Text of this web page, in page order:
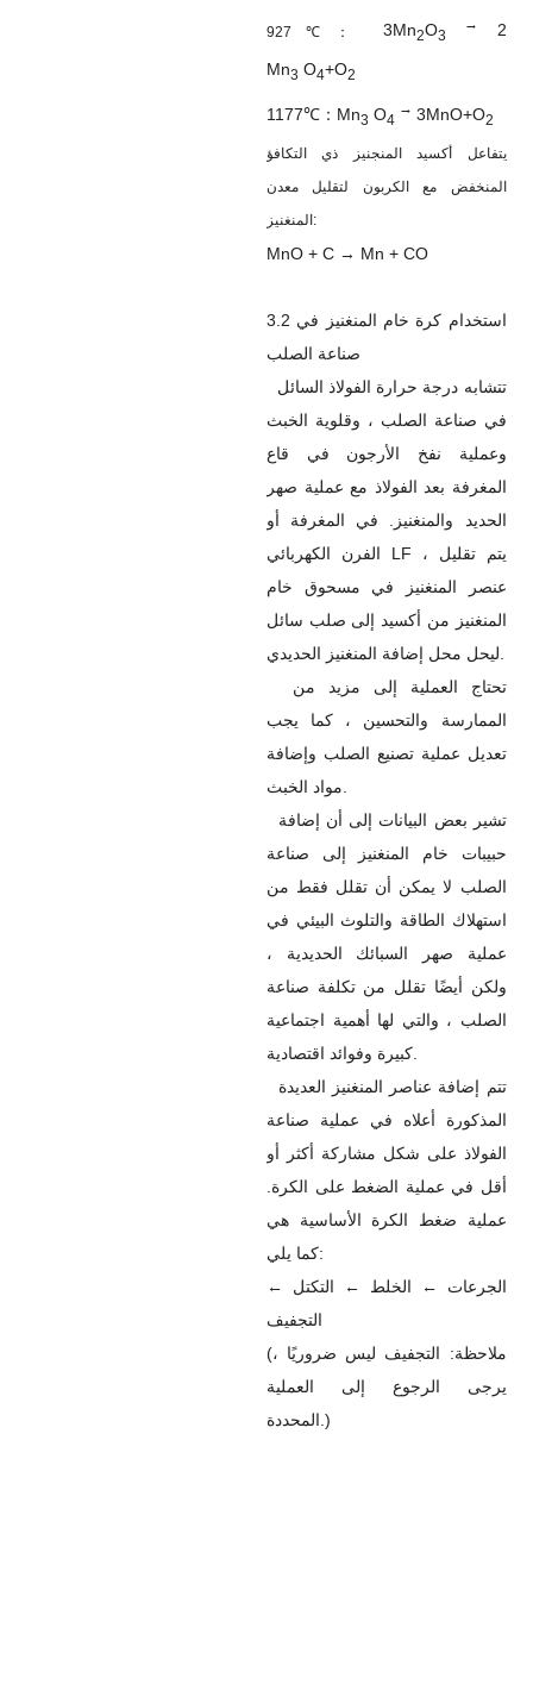
927℃： 3Mn2O3
→ 2
Mn3 O4+O2
1177℃：Mn3 O4
→ 3MnO+O2
يتفاعل أكسيد المنجنيز ذي التكافؤ
المنخفض مع الكربون لتقليل معدن
المنغنيز:
MnO + C → Mn + CO
3.2 استخدام كرة خام المنغنيز في
صناعة الصلب
في صناعة الصلب ، وقلوية الخبث
وعملية نفخ الأرجون في قاع
المغرفة بعد الفولاذ مع عملية صهر
الحديد والمنغنيز. في المغرفة أو
الفرن الكهربائي LF ، يتم تقليل
عنصر المنغنيز في مسحوق خام
المنغنيز من أكسيد إلى صلب سائل
الممارسة والتحسين ، كما يجب
تعديل عملية تصنيع الصلب وإضافة
حبيبات خام المنغنيز إلى صناعة
الصلب لا يمكن أن تقلل فقط من
استهلاك الطاقة والتلوث البيئي في
عملية صهر السبائك الحديدية ،
ولكن أيضًا تقلل من تكلفة صناعة
الصلب ، والتي لها أهمية اجتماعية
المذكورة أعلاه في عملية صناعة
الفولاذ على شكل مشاركة أكثر أو
أقل في عملية الضغط على الكرة.
عملية ضغط الكرة الأساسية هي
كما يلي:
الجرعات ← الخلط ← التكتل ←
التجفيف
(ملاحظة: التجفيف ليس ضروريًا ،
يرجى الرجوع إلى العملية
المحددة.)